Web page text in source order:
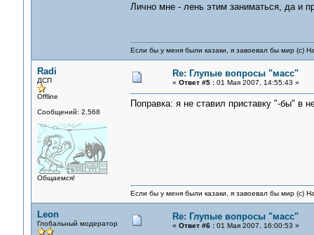
Лично мне - лень этим заниматься, да и
Если бы у меня были казаки, я завоевал бы мир (с)
Radi
ДСП
Offline
Сообщений: 2,568
Общаемся!
Re: Глупые вопросы "масс"
« Ответ #5 :01 Мая 2007, 14:55:43 »
Поправка: я не ставил приставку "-бы" в
Если бы у меня были казаки, я завоевал бы мир (с)
Leon
Глобальный модератор
Re: Глупые вопросы "масс"
« Ответ #6 :01 Мая 2007, 16:00:53 »